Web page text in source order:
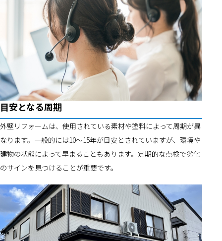
目安となる周期
外壁リフォームは、使用されている素材や塗料によって周期が異
なります。一般的には10～15年が目安とされていますが、環境や
建物の状態によって早まることもあります。定期的な点検で劣化
のサインを見つけることが重要です。